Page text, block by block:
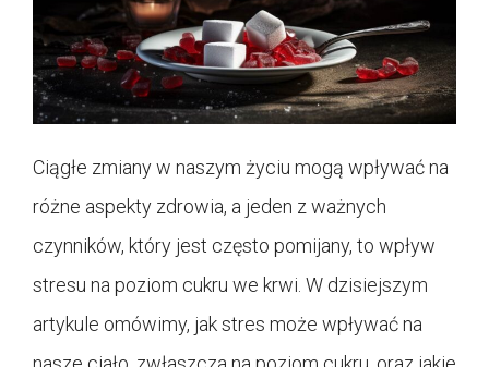
Ciągłe zmiany w naszym życiu mogą wpływać na
różne aspekty zdrowia, a jeden z ważnych
czynników, który jest często pomijany, to wpływ
stresu na poziom cukru we krwi. W dzisiejszym
artykule omówimy, jak stres może wpływać na